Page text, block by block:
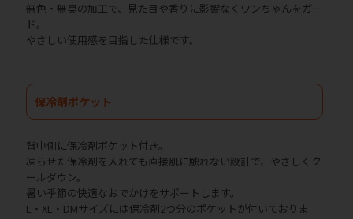
無色・無臭の加工で、見た目や香りに影響なくワンちゃんをガー
ド。
やさしい使用感を目指した仕様です。
保冷剤ポケット
背中側に保冷剤ポケット付き。
凍らせた保冷剤を入れても直接肌に触れない設計で、やさしくク
ールダウン。
暑い季節の快適なおでかけをサポートします。
L・XL・DMサイズには保冷剤2つ分のポケットが付いておりま